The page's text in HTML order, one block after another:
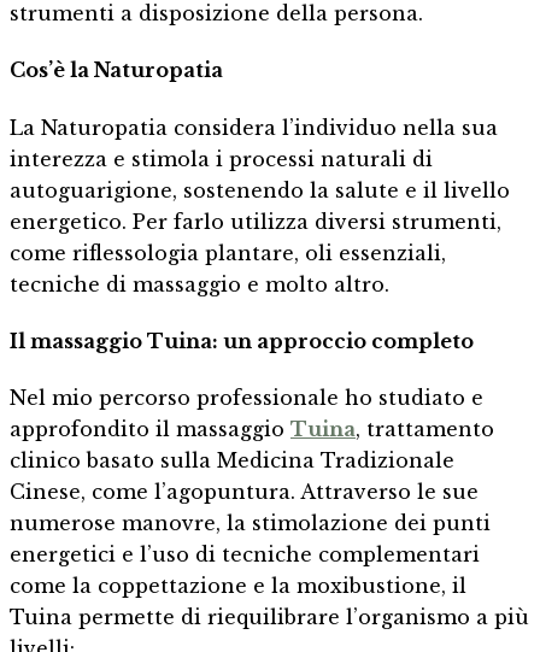
strumenti a disposizione della persona.
Cos’è la Naturopatia
La Naturopatia considera l’individuo nella sua
interezza e stimola i processi naturali di
autoguarigione, sostenendo la salute e il livello
energetico. Per farlo utilizza diversi strumenti,
come riflessologia plantare, oli essenziali,
tecniche di massaggio e molto altro.
Il massaggio Tuina: un approccio completo
Nel mio percorso professionale ho studiato e
approfondito il massaggio Tuina, trattamento
clinico basato sulla Medicina Tradizionale
Cinese, come l’agopuntura. Attraverso le sue
numerose manovre, la stimolazione dei punti
energetici e l’uso di tecniche complementari
come la coppettazione e la moxibustione, il
Tuina permette di riequilibrare l’organismo a più